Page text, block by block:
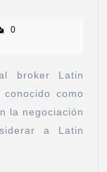
0
broker Latin
como
la negociación
a Latin